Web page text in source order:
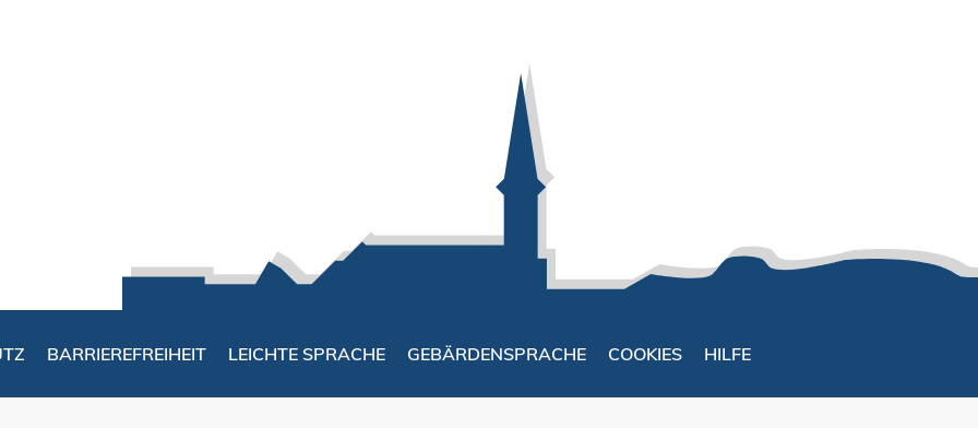
BARRIEREFREIHEIT LEICHTE SPRACHE GEBÄRDENSPRACHE COOKIES HILFE